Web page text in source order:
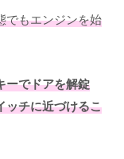
でもエンジンを始
ーでドアを解錠
ッチに近づけるこ